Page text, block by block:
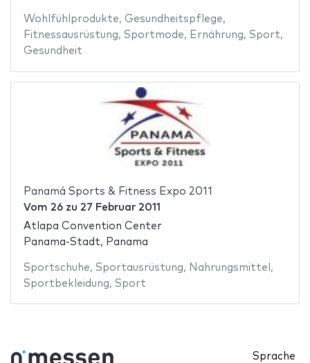
Wohlfühlprodukte, Gesundheitspflege,
Fitnessausrüstung, Sportmode, Ernährung, Sport,
Gesundheit
Panamá Sports & Fitness Expo 2011
Vom 26zu 27 Februar 2011
Atlapa Convention Center
Panama-Stadt, Panama
Sportschuhe, Sportausrüstung, Nahrungsmittel ,
Sportbekleidung, Sport
Sprache